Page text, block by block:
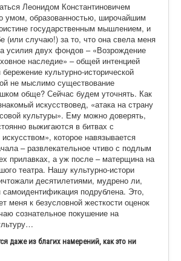
Леонидом Константиновичем
умом, образованностью, широчайшим
государственным мышлением, и
(или случаю!) за то, что она свела меня
усилия двух фондов – «Возрождение
наследие» – общей интенцией
культурно-исторической
не мыслимо существование
обще? Сейчас будем уточнять. Как
искусствовед, «атака на страну
культуры». Ему можно доверять,
выжигаются в битвах с
которое навязывается
– развлекательное чтиво с подлым
прилавках, а уж после – матерщина на
театра. Нашу культурно-истори
десятилетиями, мудрено ли,
самоидентификация подрублена. Это,
меня к безусловной жесткости оценок
сознательное покушение на
даже из благих намерений, как это ни